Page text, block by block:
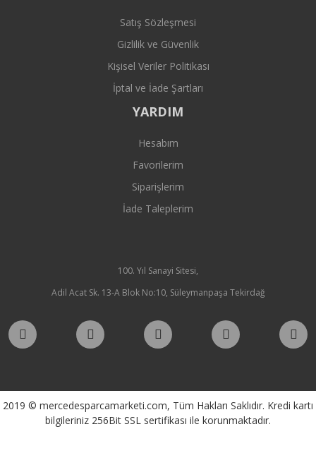
Satış Sözleşmesi
Gizlilik ve Güvenlik
Kişisel Veriler Politikası
İptal ve İade Şartları
YARDIM
Hesabım
Favorilerim
Siparişlerim
İade Taleplerim
100. Yıl Sanayi Sitesi,
Adil Acat Sk. 13-A Blok No:10, Süleymanpaşa Tekirdağ
2019 © mercedesparcamarketi.com, Tüm Hakları Saklıdır. Kredi kartı
bilgileriniz 256Bit SSL sertifikası ile korunmaktadır.